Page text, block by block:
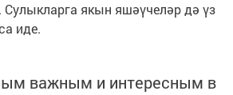
Сулыкларга якын яшәүчеләр дә үз
иде.
важным и интересным в